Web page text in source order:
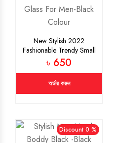
New Stylish 2022
Fashionable Trendy Small
Square Sunglasses for
Men-চশমা ছেলেদের - Sun
Glass For Men-Black
Colour
৳ 650
অর্ডার করুন
Discount 0 %